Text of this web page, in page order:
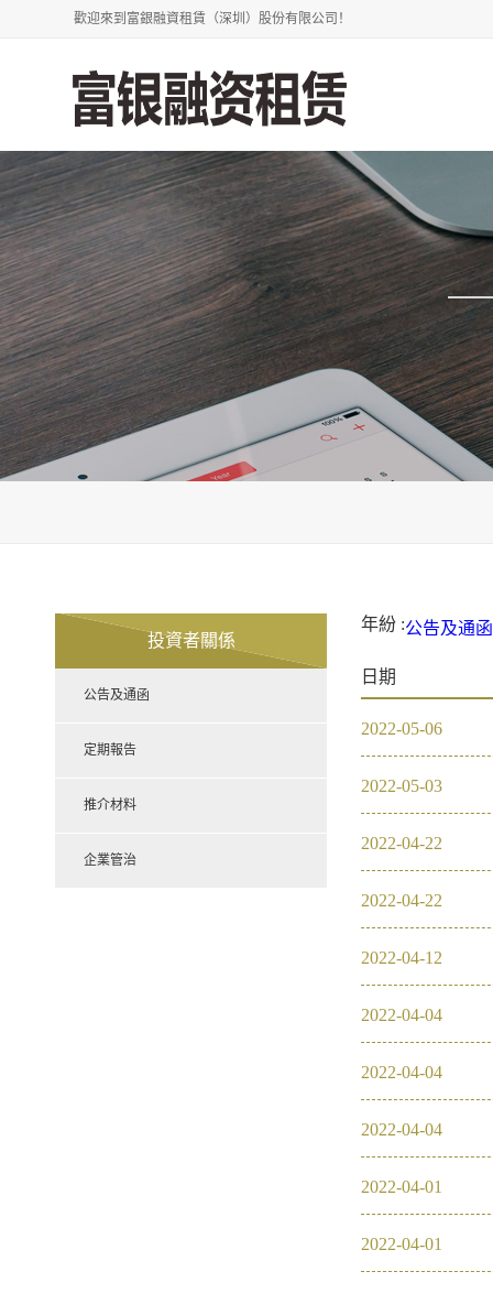
歡迎來到富銀融資租賃（深圳）股份有限公司！
投資者關係
公告及通函
2021
2020
2019
定期報告
推介材料
企業管治
年紛 :公告及通函
推介材料
企業管治
日期
2022-05-06
2022-05-03
2022-04-22
2022-04-22
2022-04-12
2022-04-04
2022-04-04
2022-04-04
2022-04-01
2022-04-01